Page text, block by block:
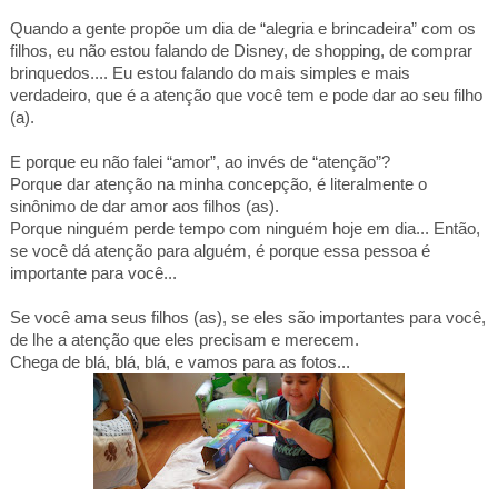
Quando a gente propõe um dia de “alegria e brincadeira” com os
filhos, eu não estou falando de Disney, de shopping, de comprar
brinquedos.... Eu estou falando do mais simples e mais
verdadeiro, que é a atenção que você tem e pode dar ao seu filho
(a).
E porque eu não falei “amor”, ao invés de “atenção”?
Porque dar atenção na minha concepção, é literalmente o
sinônimo de dar amor aos filhos (as).
Porque ninguém perde tempo com ninguém hoje em dia... Então,
se você dá atenção para alguém, é porque essa pessoa é
importante para você...
Se você ama seus filhos (as), se eles são importantes para você,
de lhe a atenção que eles precisam e merecem.
Chega de blá, blá, blá, e vamos para as fotos...